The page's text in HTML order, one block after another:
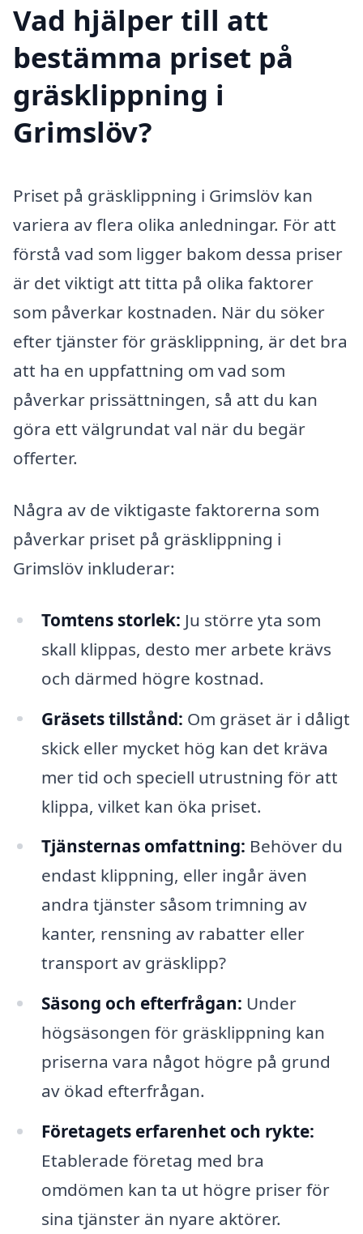
Vad hjälper till att
bestämma priset på
gräsklippning i
Grimslöv?
Priset på gräsklippning i Grimslöv kan
variera av flera olika anledningar. För att
förstå vad som ligger bakom dessa priser
är det viktigt att titta på olika faktorer
som påverkar kostnaden. När du söker
efter tjänster för gräsklippning, är det bra
att ha en uppfattning om vad som
påverkar prissättningen, så att du kan
göra ett välgrundat val när du begär
offerter.
Några av de viktigaste faktorerna som
påverkar priset på gräsklippning i
Grimslöv inkluderar:
Tomtens storlek: Ju större yta som
skall klippas, desto mer arbete krävs
och därmed högre kostnad.
Gräsets tillstånd: Om gräset är i dåligt
skick eller mycket hög kan det kräva
mer tid och speciell utrustning för att
klippa, vilket kan öka priset.
Tjänsternas omfattning: Behöver du
endast klippning, eller ingår även
andra tjänster såsom trimning av
kanter, rensning av rabatter eller
transport av gräsklipp?
Säsong och efterfrågan: Under
högsäsongen för gräsklippning kan
priserna vara något högre på grund
av ökad efterfrågan.
Företagets erfarenhet och rykte:
Etablerade företag med bra
omdömen kan ta ut högre priser för
sina tjänster än nyare aktörer.